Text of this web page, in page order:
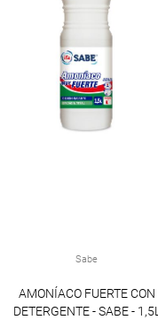
Sabe
AMONÍACO FUERTE CON
DETERGENTE - SABE - 1,5L